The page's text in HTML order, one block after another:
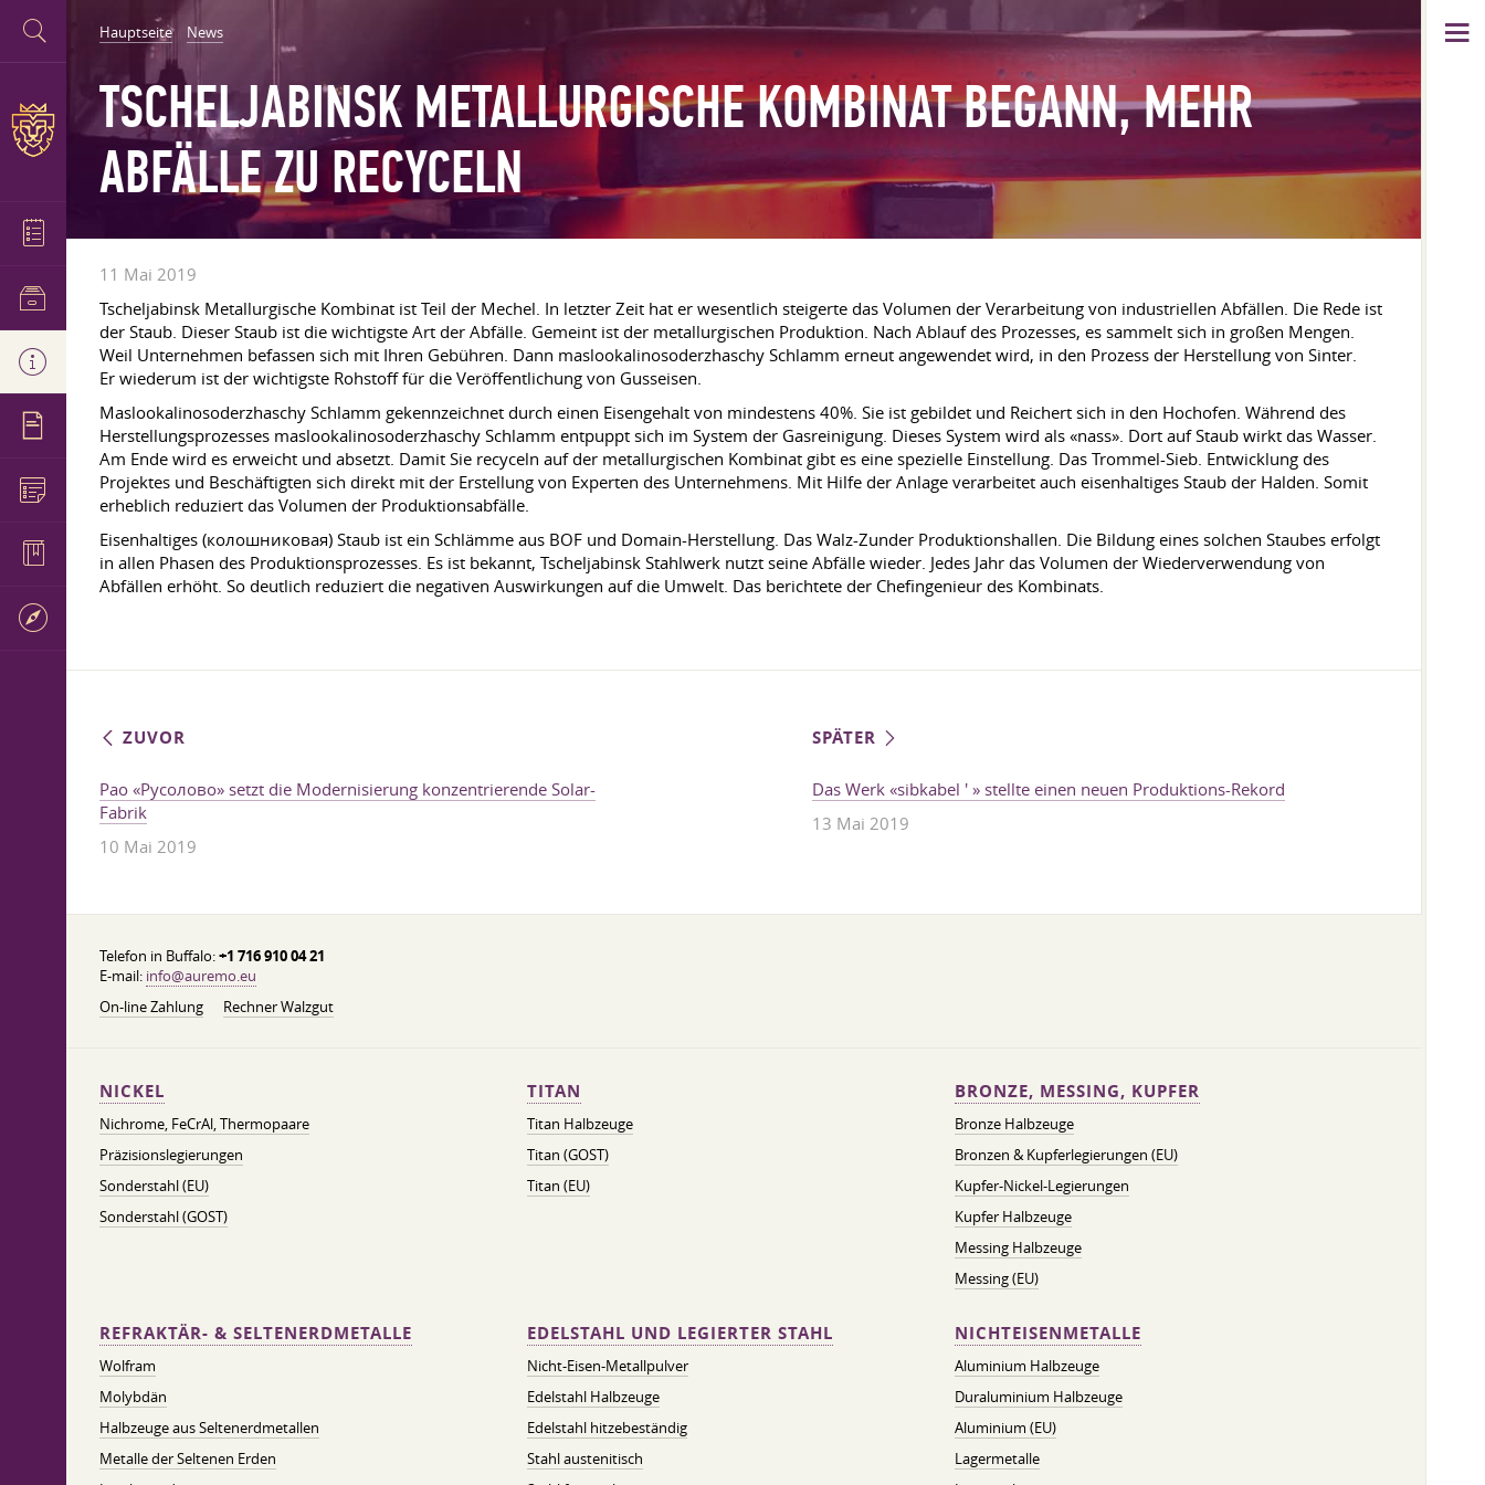
Hauptseite News
TSCHELJABINSK METALLURGISCHE KOMBINAT BEGANN, MEHR
ABFÄLLE ZU RECYCELN
11 Mai 2019
Tscheljabinsk Metallurgische Kombinat ist Teil der Mechel. In letzter Zeit hat er wesentlich steigerte das Volumen der Verarbeitung von industriellen Abfällen. Die Rede ist
der Staub. Dieser Staub ist die wichtigste Art der Abfälle. Gemeint ist der metallurgischen Produktion. Nach Ablauf des Prozesses, es sammelt sich in großen Mengen.
Weil Unternehmen befassen sich mit Ihren Gebühren. Dann maslookalinosoderzhaschy Schlamm erneut angewendet wird, in den Prozess der Herstellung von Sinter.
Er wiederum ist der wichtigste Rohstoff für die Veröffentlichung von Gusseisen.
Maslookalinosoderzhaschy Schlamm gekennzeichnet durch einen Eisengehalt von mindestens 40%. Sie ist gebildet und Reichert sich in den Hochofen. Während des
Herstellungsprozesses maslookalinosoderzhaschy Schlamm entpuppt sich im System der Gasreinigung. Dieses System wird als «nass». Dort auf Staub wirkt das Wasser.
Am Ende wird es erweicht und absetzt. Damit Sie recyceln auf der metallurgischen Kombinat gibt es eine spezielle Einstellung. Das Trommel-Sieb. Entwicklung des
Projektes und Beschäftigten sich direkt mit der Erstellung von Experten des Unternehmens. Mit Hilfe der Anlage verarbeitet auch eisenhaltiges Staub der Halden. Somit
erheblich reduziert das Volumen der Produktionsabfälle.
Eisenhaltiges (колошниковая) Staub ist ein Schlämme aus BOF und Domain-Herstellung. Das Walz-Zunder Produktionshallen. Die Bildung eines solchen Staubes erfolgt
in allen Phasen des Produktionsprozesses. Es ist bekannt, Tscheljabinsk Stahlwerk nutzt seine Abfälle wieder. Jedes Jahr das Volumen der Wiederverwendung von
Abfällen erhöht. So deutlich reduziert die negativen Auswirkungen auf die Umwelt. Das berichtete der Chefingenieur des Kombinats.
ZUVOR
Pao «Русолово» setzt die Modernisierung konzentrierende Solar-
Fabrik
10 Mai 2019
SPÄTER
Das Werk «sibkabel ' » stellte einen neuen Produktions-Rekord
13 Mai 2019
Telefon in Buffalo:+1 716 910 04 21
E-mail: info@auremo.eu
On-line Zahlung
Rechner Walzgut
NICKEL
Nichrome, FeСrAl, ​​Thermopaare
Präzisionslegierungen
Sonderstahl (EU)
Sonderstahl (GOST)
TITAN
Titan Halbzeuge
Titan (GOST)
Titan (EU)
BRONZE, MESSING, KUPFER
Bronze Halbzeuge
Bronzen & Kupferlegierungen (EU)
Kupfer-Nickel-Legierungen
Kupfer Halbzeuge
Messing Halbzeuge
Messing (EU)
REFRAKTÄR- & SELTENERDMETALLE
Wolfram
Molybdän
Halbzeuge aus Seltenerdmetallen
Metalle der Seltenen Erden
EDELSTAHL UND LEGIERTER STAHL
Nicht-Eisen-Metallpulver
Edelstahl Halbzeuge
Edelstahl hitzebeständig
Stahl austenitisch
NICHTEISENMETALLE
Aluminium Halbzeuge
Duraluminium Halbzeuge
Aluminium (EU)
Lagermetalle